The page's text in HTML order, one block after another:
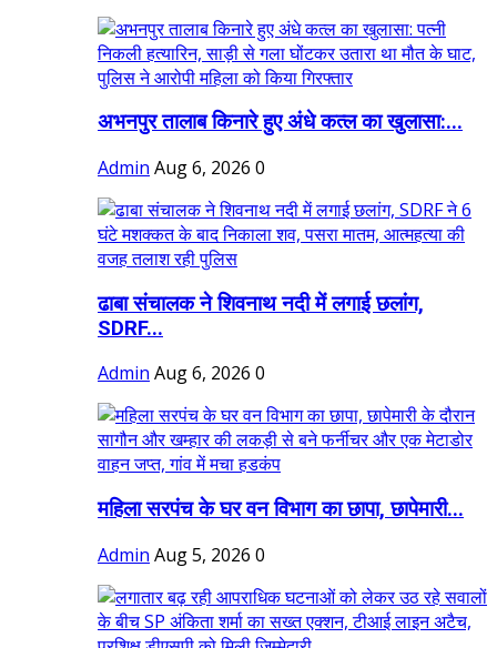
अभनपुर तालाब किनारे हुए अंधे कत्ल का खुलासा:...
Admin Aug 6, 2026 0
ढाबा संचालक ने शिवनाथ नदी में लगाई छलांग,
SDRF...
Admin Aug 6, 2026 0
महिला सरपंच के घर वन विभाग का छापा, छापेमारी...
Admin Aug 5, 2026 0